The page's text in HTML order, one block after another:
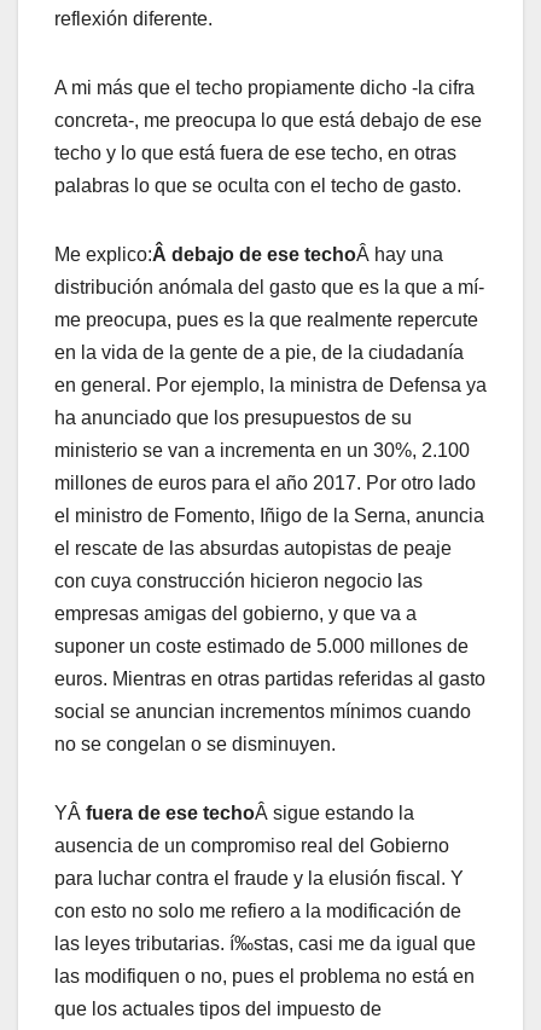
reflexión diferente.
A mi más que el techo propiamente dicho -la cifra
concreta-, me preocupa lo que está debajo de ese
techo y lo que está fuera de ese techo, en otras
palabras lo que se oculta con el techo de gasto.
Me explico:Â debajo de ese techoÂ hay una
distribución anómala del gasto que es la que a mí­
me preocupa, pues es la que realmente repercute
en la vida de la gente de a pie, de la ciudadaní­a
en general. Por ejemplo, la ministra de Defensa ya
ha anunciado que los presupuestos de su
ministerio se van a incrementa en un 30%, 2.100
millones de euros para el año 2017. Por otro lado
el ministro de Fomento, Iñigo de la Serna, anuncia
el rescate de las absurdas autopistas de peaje
con cuya construcción hicieron negocio las
empresas amigas del gobierno, y que va a
suponer un coste estimado de 5.000 millones de
euros. Mientras en otras partidas referidas al gasto
social se anuncian incrementos mí­nimos cuando
no se congelan o se disminuyen.
YÂ fuera de ese techoÂ sigue estando la
ausencia de un compromiso real del Gobierno
para luchar contra el fraude y la elusión fiscal. Y
con esto no solo me refiero a la modificación de
las leyes tributarias. í‰stas, casi me da igual que
las modifiquen o no, pues el problema no está en
que los actuales tipos del impuesto de